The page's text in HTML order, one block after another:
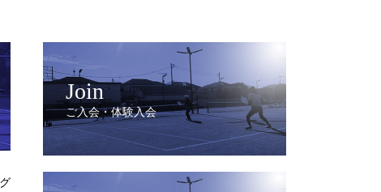
Join
ご入会・体験入会